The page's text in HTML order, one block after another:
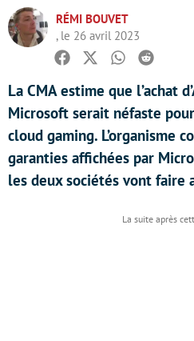
RÉMI BOUVET
, le 26 avril 2023
Facebook
TwitterWhatsapp
Reddit
La CMA estime que l’achat
Microsoft serait néfaste
cloud gaming. L’organisme
garanties affichées par
les deux sociétés vont faire